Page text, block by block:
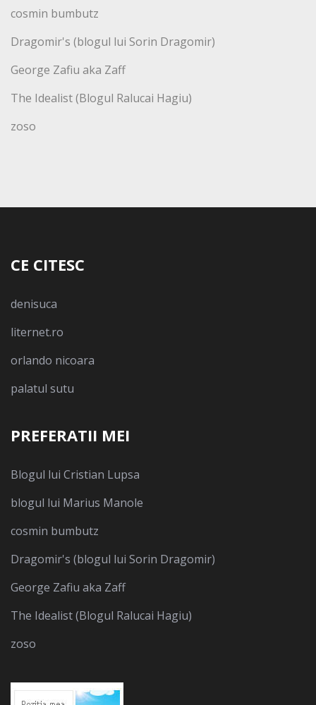
cosmin bumbutz
Dragomir's (blogul lui Sorin Dragomir)
George Zafiu aka Zaff
The Idealist (Blogul Ralucai Hagiu)
zoso
CE CITESC
denisuca
liternet.ro
orlando nicoara
palatul sutu
PREFERATII MEI
Blogul lui Cristian Lupsa
blogul lui Marius Manole
cosmin bumbutz
Dragomir's (blogul lui Sorin Dragomir)
George Zafiu aka Zaff
The Idealist (Blogul Ralucai Hagiu)
zoso